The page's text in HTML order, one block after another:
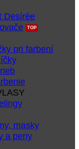
Desírée
pri farbení
masky
a peny